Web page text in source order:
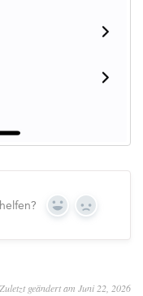
Yes No
Zuletzt geändert am Juni 22, 2026